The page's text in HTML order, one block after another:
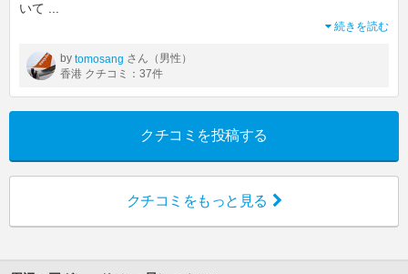
いて
続きを読む
by tomosang さん（男性）
香港 クチコミ：37件
クチコミを投稿する
クチコミをもっと見る